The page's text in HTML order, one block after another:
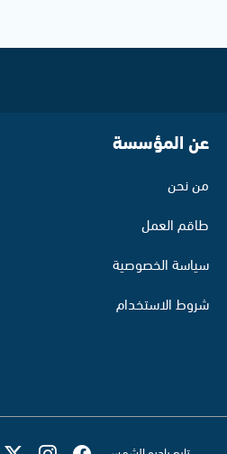
عن المؤسسة
من نحن
طاقم العمل
سياسة الخصوصية
شروط الاستخدام